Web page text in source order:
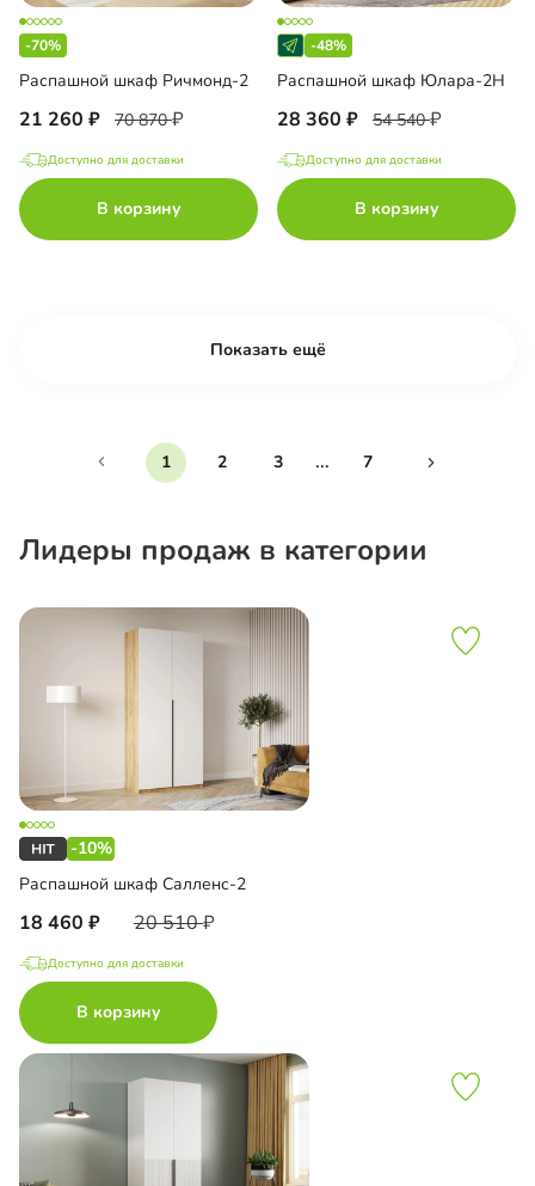
-70%
Распашной шкаф Ричмонд-2
21 260 70 870
Доступно для доставки
В корзину
-48%
Распашной шкаф Юлара-2Н
28 360 54 540
Доступно для доставки
В корзину
Показать ещё
1 2 3 ... 7
Лидеры продаж в категории
-10%
Распашной шкаф Салленс-2
18 460 20 510
Доступно для доставки
В корзину